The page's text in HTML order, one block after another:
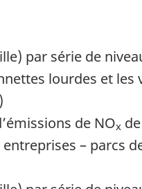
par série de
lourdes et les
de NOx
entreprises – parcs